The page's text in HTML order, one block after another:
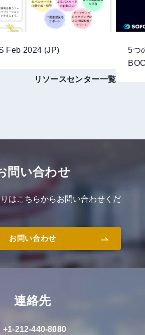
Feb 2024 (JP)
リソースセンター一覧
5つ
問い合わせ
はこちらからお問い合わせくだ
お問い合わせ
連絡先
+1-212-440-8080